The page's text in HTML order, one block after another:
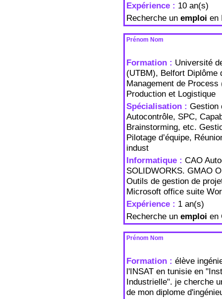
Expérience : 10 an(s)
Recherche un emploi en
Prénom Nom
Formation : Université
(UTBM), Belfort Diplôme
Management de
Production et Logistique
Spécialisation : Gestion
Autocontrôle, SPC,
Brainstorming, etc.
Pilotage d’équipe,
indust
Informatique : CAO
SOLIDWORKS. GMAO
Outils de gestion de
Microsoft office suite
Expérience : 1 an(s)
Recherche un emploi en
Prénom Nom
Formation : élève
l'INSAT en tunisie en
Industrielle". je cherche
de mon diplome